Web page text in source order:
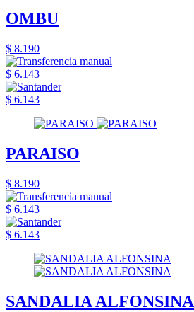
OMBU
$ 8.190
$ 6.143
$ 6.143
PARAISO
$ 8.190
$ 6.143
$ 6.143
SANDALIA ALFONSINA